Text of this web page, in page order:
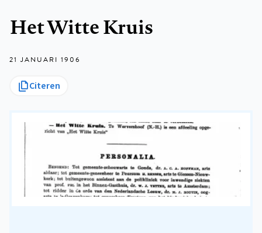
Het Witte Kruis
21 JANUARI 1906
Citeren